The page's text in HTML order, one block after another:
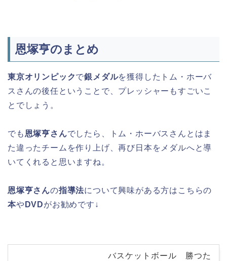
恩塚亨のまとめ
東京オリンピックで銀メダルを獲得したトム・ホーバ
スさんの後任ということで、プレッシャーもすごいこ
とでしょう。
でも恩塚亨さんでしたら、トム・ホーバスさんとはま
た違ったチームを作り上げ、再び日本をメダルへと導
いてくれると思いますね。
恩塚亨さんの指導法について興味がある方はこちらの
本や DVDがお勧めです↓
バスケットボール 勝つた